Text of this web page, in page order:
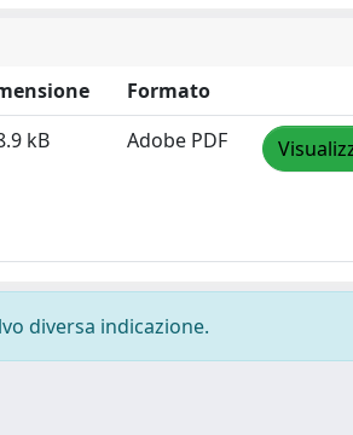
Formato
kB Adobe PDF
diversa indicazione.